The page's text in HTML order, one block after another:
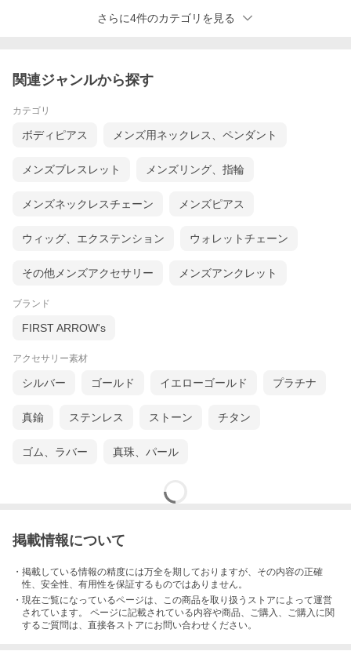
さらに4件のカテゴリを見る
関連ジャンルから探す
カテゴリ
ボディピアス メンズ用ネックレス、ペンダント
メンズブレスレット メンズリング、指輪
メンズネックレスチェーン メンズピアス
ウィッグ、エクステンション ウォレットチェーン
その他メンズアクセサリー メンズアンクレット
ブランド
FIRST ARROW's
アクセサリー素材
シルバー ゴールド イエローゴールド プラチナ
真鍮 ステンレス ストーン チタン
ゴム、ラバー 真珠、パール
掲載情報について
・掲載している情報の精度には万全を期しておりますが、その内容の正確
性、安全性、有用性を保証するものではありません。
・現在ご覧になっているページは、この商品を取り扱うストアによって運営
されています。 ページに記載されている内容や商品、ご購入 、ご購入に関
するご質問は、直接各ストアにお問い合わせください。